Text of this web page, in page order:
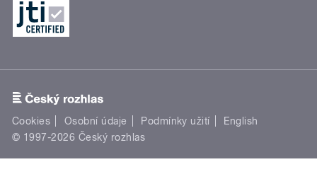
Cookies Osobní údaje Podmínky užití
English
© 1997-2026 Český rozhlas